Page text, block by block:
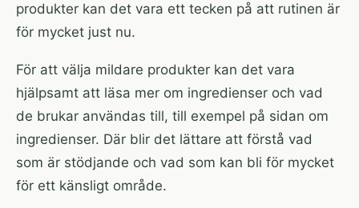
produkter kan det vara ett tecken på att rutinen är
för mycket just nu.
För att välja mildare produkter kan det vara
hjälpsamt att läsa mer om ingredienser och vad
de brukar användas till, till exempel på sidan om
ingredienser. Där blir det lättare att förstå vad
som är stödjande och vad som kan bli för mycket
för ett känsligt område.